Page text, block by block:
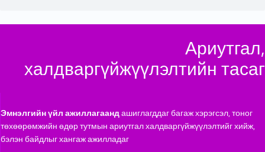
Ариутгал,
халдваргүйжүүлэлтийн тасаг
Эмнэлгийн үйл ажиллагаандашиглагддаг багаж хэрэгсэл, тоног
төхөөрөмжийн өдөр тутмын ариутгал халдваргүйжүүлэлтийг хийж,
бэлэн байдлыг хангаж ажилладаг